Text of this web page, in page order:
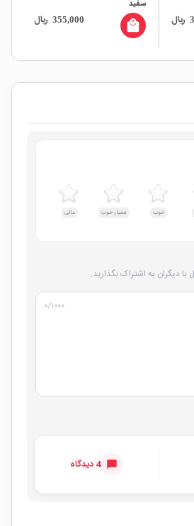
ریال
سفید
355,000 ریال local_mall
خوب بسیار خوب عالی
دیگران به اشتراک بگذارید.
۰/۱۰۰۰
4 دیدگاه